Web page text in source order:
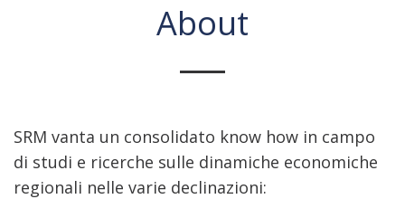
About
SRM vanta un consolidato know how in campo
di studi e ricerche sulle dinamiche economiche
regionali nelle varie declinazioni: